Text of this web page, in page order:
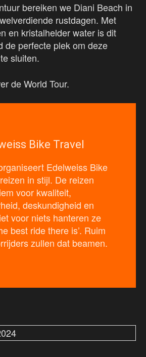
bereiken we Diani Beach in
rustdagen. Met
en kristalhelder water is dit
de perfecte plek om deze
sluiten.
de World Tour.
Bike Travel
Edelweiss Bike
in stijl. De reizen
voor kwaliteit,
deskundigheid en
voor niets hanteren ze
best ride there is’. Ruim
zullen dat beamen.